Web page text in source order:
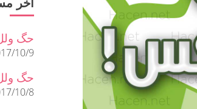
آخر
حگ
10/9
حگ
10/8